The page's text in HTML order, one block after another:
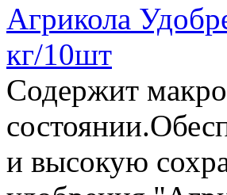
Агрикола
кг/10шт
Содержит
и высокую